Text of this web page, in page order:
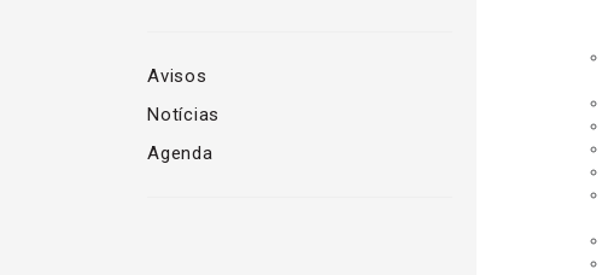
Avisos
Notícias
Agenda